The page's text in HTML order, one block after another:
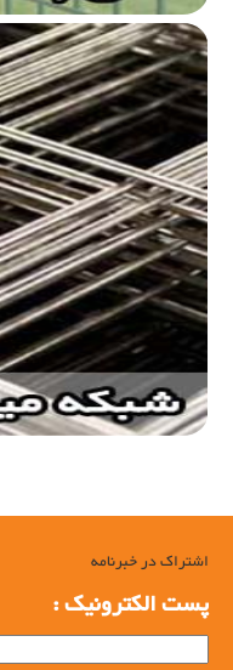
اشتراک در خبرنامه
پست الکترونیک :